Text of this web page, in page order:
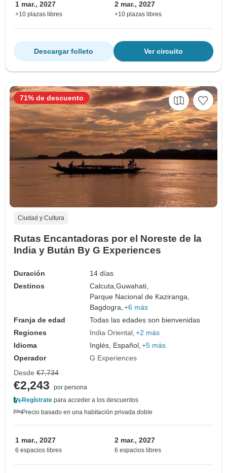
1 mar., 2027
+10 plazas libres
2 mar., 2027
+10 plazas libres
Ver circuito
Descargar folleto
Ciudad y Cultura
Rutas Encantadoras por el Noreste de la
India y Bután By G Experiences
Duración
14 días
Destinos
Calcuta,Guwahati,
Parque Nacional de Kaziranga,
Bagdogra, +6 más
Franja de edad
Todas las edades son bienvenidas
Regiones
India Oriental +2 más
Idioma
Inglés, Español, +5 más
Operador
G Experiences
71% de descuento
Desde €7,734
€2,243
por persona
Regístrate para acceder a los descuentos
Precio basado en una habitación privada doble
1 mar., 2027
6 espacios libres
2 mar., 2027
6 espacios libres